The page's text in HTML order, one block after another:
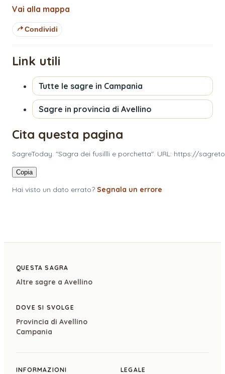
Vai alla mappa
Condividi
Link utili
Tutte le sagre in Campania
Sagre in provincia di Avellino
Cita questa pagina
SagreToday. "Sagra dei fusillli e porchetta". URL: https://
Copia
Hai visto un dato errato? Segnala un errore
QUESTA SAGRA
Altre sagre a Avellino
DOVE SI SVOLGE
Provincia di Avellino
Campania
INFORMAZIONI LEGALE